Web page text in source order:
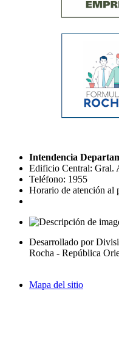
Intendencia
Edificio Central: Gral.
Teléfono: 1955
Horario de atención al
Desarrollado por
Rocha - República
Mapa del sitio